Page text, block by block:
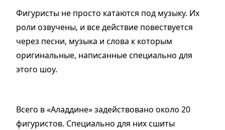
Фигуристы не просто катаются под музыку. Их
роли озвучены, и все действие повествуется
через песни, музыка и слова к которым
оригинальные, написанные специально для
этого шоу.
Всего в «Аладдине» задействовано около 20
фигуристов. Специально для них сшиты